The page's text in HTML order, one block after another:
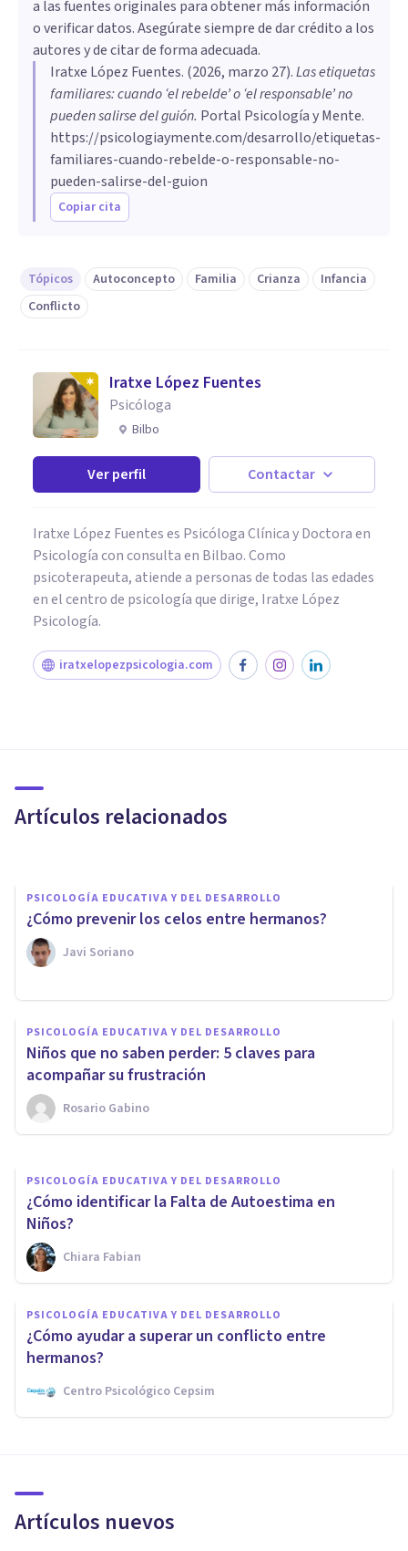
a las fuentes originales para obtener más información
o verificar datos. Asegúrate siempre de dar crédito a los
autores y de citar de forma adecuada.
Iratxe López Fuentes. (2026, marzo 27).Las etiquetas
familiares: cuando ‘el rebelde’ o ‘el responsable’ no
pueden salirse del guión. Portal Psicología y Mente.
https://psicologiaymente.com/desarrollo/etiquetas-
familiares-cuando-rebelde-o-responsable-no-
pueden-salirse-del-guion
Copiar cita
Tópicos Autoconcepto Familia Crianza
Infancia
Conflicto
Iratxe López Fuentes
Psicóloga
Bilbo
Ver perfil Contactar
Iratxe López Fuentes es Psicóloga Clínica y Doctora en
Psicología con consulta en Bilbao. Como
psicoterapeuta, atiende a personas de todas las edades
en el centro de psicología que dirige, Iratxe López
Psicología.
iratxelopezpsicologia.com
Artículos relacionados
infancia
PSICOLOGÍA EDUCATIVA Y DEL DESARROLLO
¿Cómo prevenir los celos entre hermanos?
Javi Soriano
PSICOLOGÍA EDUCATIVA Y DEL DESARROLLO
Niños que no saben perder: 5 claves para
acompañar su frustración
Rosario Gabino
PSICOLOGÍA
¿Cómo se forja la Identidad?
Blanca Ruiz
PSICOLOGÍA EDUCATIVA Y DEL DESARROLLO
¿Cómo identificar la Falta de Autoestima en
Niños?
Chiara Fabian
PSICOLOGÍA EDUCATIVA Y DEL DESARROLLO
¿Cómo ayudar a superar un conflicto entre
hermanos?
Centro Psicológico Cepsim
Artículos nuevos